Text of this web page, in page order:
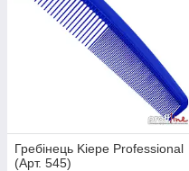
Гребінець Kiepe Professional
(Арт. 545)